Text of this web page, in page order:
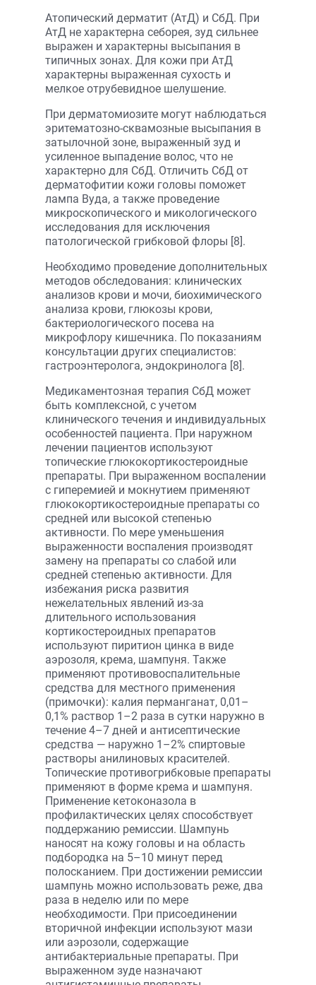
Атопический дерматит (АтД) и СбД. При
АтД не характерна себорея, зуд сильнее
выражен и характерны высыпания в
типичных зонах. Для кожи при АтД
характерны выраженная сухость и
мелкое отрубевидное шелушение.
При дерматомиозите могут наблюдаться
эритематозно-сквамозные высыпания в
затылочной зоне, выраженный зуд и
усиленное выпадение волос, что не
характерно для СбД. Отличить СбД от
дерматофитии кожи головы поможет
лампа Вуда, а также проведение
микроскопического и микологического
исследования для исключения
патологической грибковой флоры [8].
Необходимо проведение дополнительных
методов обследования: клинических
анализов крови и мочи, биохимического
анализа крови, глюкозы крови,
бактериологического посева на
микрофлору кишечника. По показаниям
консультации других специалистов:
гастроэнтеролога, эндокринолога [8].
Медикаментозная терапия СбД может
быть комплексной, с учетом
клинического течения и индивидуальных
особенностей пациента. При наружном
лечении пациентов используют
топические глюкокортикостероидные
препараты. При выраженном воспалении
с гиперемией и мокнутием применяют
глюкокортикостероидные препараты со
средней или высокой степенью
активности. По мере уменьшения
выраженности воспаления производят
замену на препараты со слабой или
средней степенью активности. Для
избежания риска развития
нежелательных явлений из-за
длительного использования
кортикостероидных препаратов
используют пиритион цинка в виде
аэрозоля, крема, шампуня. Также
применяют противовоспалительные
средства для местного применения
(примочки): калия перманганат, 0,01–
0,1% раствор 1–2 раза в сутки наружно в
течение 4–7 дней и антисептические
средства — наружно 1–2% спиртовые
растворы анилиновых красителей.
Топические противогрибковые препараты
применяют в форме крема и шампуня.
Применение кетоконазола в
профилактических целях способствует
поддержанию ремиссии. Шампунь
наносят на кожу головы и на область
подбородка на 5–10 минут перед
полосканием. При достижении ремиссии
шампунь можно использовать реже, два
раза в неделю или по мере
необходимости. При присоединении
вторичной инфекции используют мази
или аэрозоли, содержащие
антибактериальные препараты. При
выраженном зуде назначают